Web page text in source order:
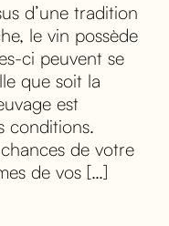
d’une tradition
le vin possède
ci peuvent se
que soit la
est
conditions.
de votre
de vos […]